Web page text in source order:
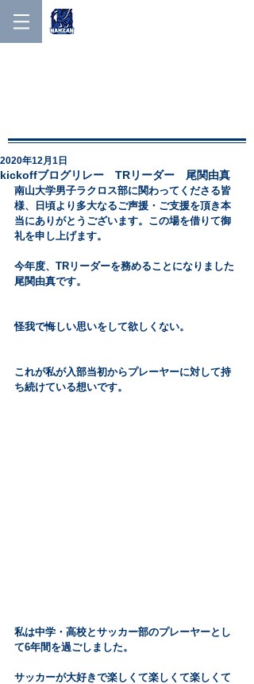
kickoffブログリレー TRリーダー 尾関由真
2020年12月1日
南山大学男子ラクロス部に関わってくださる皆
様、日頃より多大なるご声援・ご支援を頂き本
当にありがとうございます。この場を借りて御
礼を申し上げます。
今年度、TRリーダーを務めることになりました
尾関由真です。
怪我で悔しい思いをして欲しくない。
これが私が入部当初からプレーヤーに対して持
ち続けている想いです。
私は中学・高校とサッカー部のプレーヤーとし
て6年間を過ごしました。
サッカーが大好きで楽しくて楽しくて楽しくて